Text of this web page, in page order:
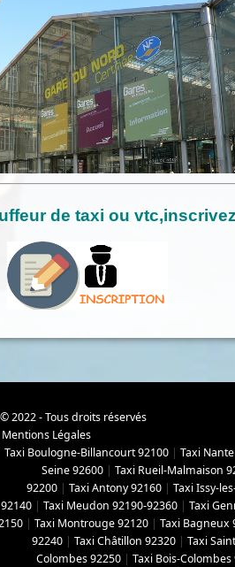
de taxi ou
2022 - Tous droits réservés
Mentions Légales
Taxi Boulogne-Billancourt 92100 | Taxi
Seine 92600 | Taxi Rueil-Malmaison
92200 | Taxi Antony 92160 | Taxi Issy-
92140 | Taxi Meudon 92190-92360 | Taxi
| Taxi Montrouge 92120 | Taxi Bagneux
92240 | Taxi Châtillon 92320 | Taxi
Colombes 92250 | Taxi Bois-Colombes